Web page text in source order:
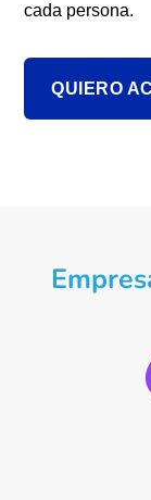
cada persona.
QUIERO